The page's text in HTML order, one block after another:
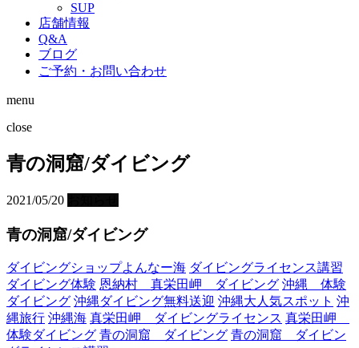
SUP
店舗情報
Q&A
ブログ
ご予約・お問い合わせ
menu
close
青の洞窟/ダイビング
2021/05/20
青の洞窟/ダイビング
ダイビングショップよんなー海 ダイビングライセンス講習
ダイビング体験 恩納村 真栄田岬 ダイビング 沖縄 体験
ダイビング 沖縄ダイビング無料送迎 沖縄大人気スポット 沖
縄旅行 沖縄海 真栄田岬 ダイビングライセンス 真栄田岬
体験ダイビング 青の洞窟 ダイビング 青の洞窟 ダイビン